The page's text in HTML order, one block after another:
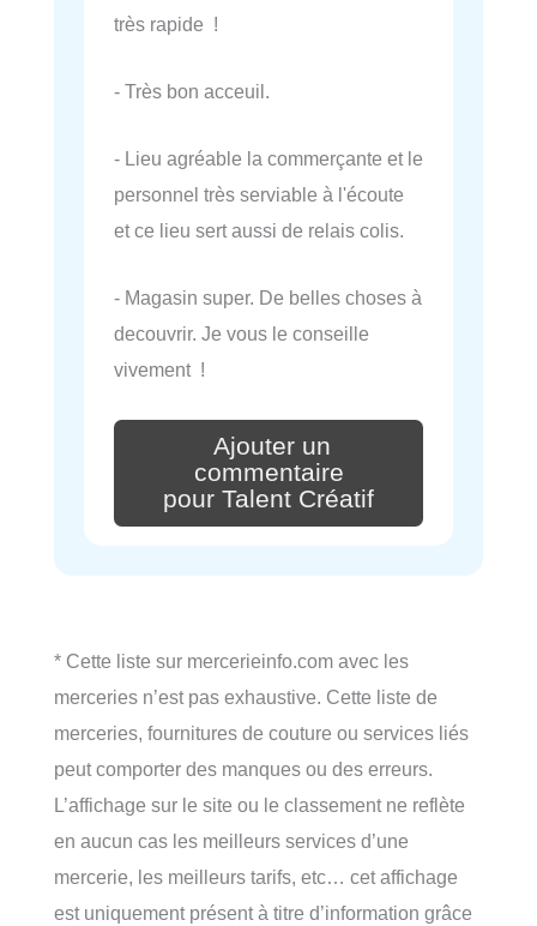
très rapide !
- Très bon acceuil.
- Lieu agréable la commerçante et le
personnel très serviable à l'écoute
et ce lieu sert aussi de relais colis.
- Magasin super. De belles choses à
decouvrir. Je vous le conseille
vivement !
Ajouter un
commentaire
pour Talent Créatif
* Cette liste sur mercerieinfo.com avec les
merceries n’est pas exhaustive. Cette liste de
merceries, fournitures de couture ou services liés
peut comporter des manques ou des erreurs.
L’affichage sur le site ou le classement ne reflète
en aucun cas les meilleurs services d’une
mercerie, les meilleurs tarifs, etc… cet affichage
est uniquement présent à titre d’information grâce